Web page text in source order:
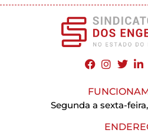
Segunda a sexta-